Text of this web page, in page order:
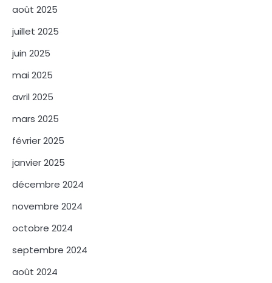
août 2025
juillet 2025
juin 2025
mai 2025
avril 2025
mars 2025
février 2025
janvier 2025
décembre 2024
novembre 2024
octobre 2024
septembre 2024
août 2024